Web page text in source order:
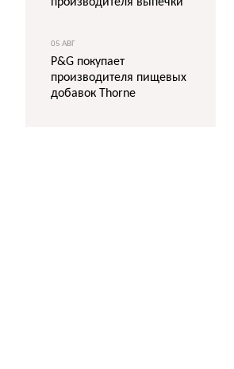
05 АВГ
P&G покупает
производителя пищевых
добавок Thorne